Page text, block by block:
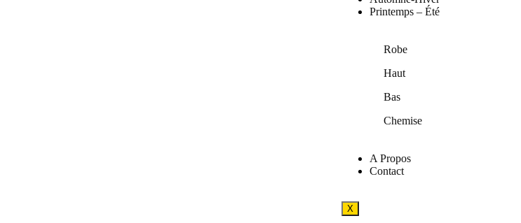
Printemps – Été
Robe
Haut
Bas
Chemise
A Propos
Contact
X